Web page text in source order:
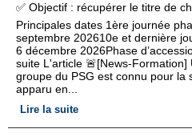
✅️ Objectif : récupérer le titre de
Principales dates 1ère journée
septembre 202610e et dernière
6 décembre 2026Phase
suite L'article 🚨[News-Formation]
groupe du PSG est connu pour la
apparu en...
Lire la suite